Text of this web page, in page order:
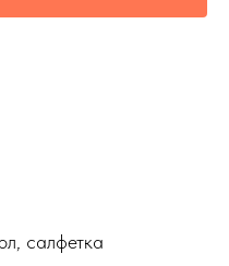
салфетка